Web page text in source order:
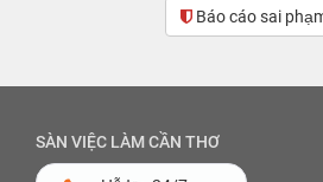
Báo cáo sai
SÀN VIỆC LÀM CẦN THƠ